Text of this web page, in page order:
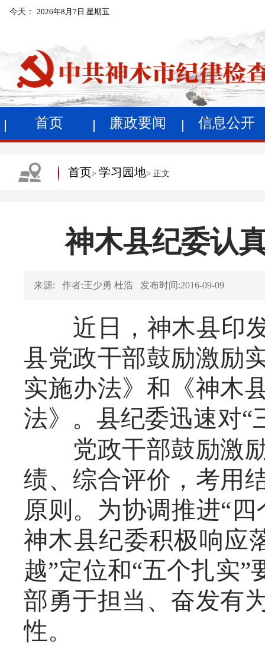
今天： 2026年8月7日 星期五
首页 廉政要闻 信息公开
首页> 学习园地> 正文
神木县纪委认
来源: 作者:王少勇 杜浩 发布时间:2016-09-09
近日，神木县印发
县党政干部鼓励激励
实施办法》和《神木
法》。县纪委迅速对“
党政干部鼓励激励
绩、综合评价，考用
原则。为协调推进“
神木县纪委积极响应
越”定位和“五个扎实
部勇于担当、奋发有
性。